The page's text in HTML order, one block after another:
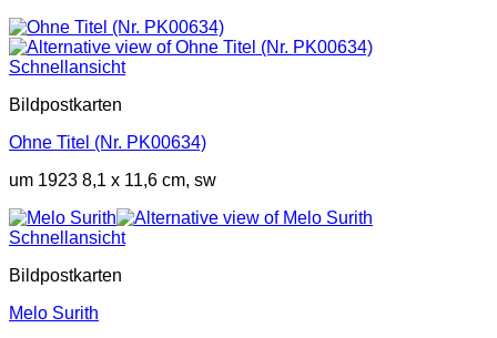
Schnellansicht
Bildpostkarten
Ohne Titel (Nr. PK00634)
um 1923 8,1 x 11,6 cm, sw
Schnellansicht
Bildpostkarten
Melo Surith